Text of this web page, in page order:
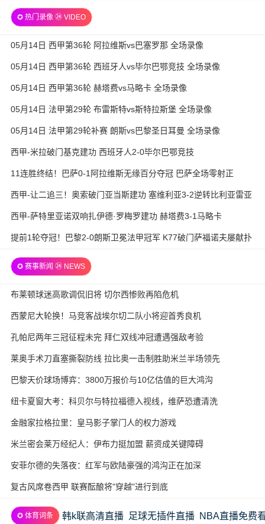
✪ 热门录像 ㉔ VIDEO
05月14日 西甲第36轮 阿拉维斯vs巴塞罗那 全场录像
05月14日 西甲第36轮 西班牙人vs毕尔巴鄂竞技 全场录像
05月14日 西甲第36轮 赫塔费vs马略卡 全场录像
05月14日 法甲第29轮 布雷斯特vs斯特拉斯堡 全场录像
05月14日 法甲第29轮补赛 朗斯vs巴黎圣日耳曼 全场录像
西甲-米拉破门基克建功 西班牙人2-0毕尔巴鄂竞技
11连胜终结！巴萨0-1阿拉维斯无缘百分夺冠 巴萨全场零射正
西甲-让二追三！奥索破门亚当斯建功 塞维利亚3-2逆转比利亚雷亚
尔
西甲-萨特里亚诺双响扎伊德·罗梅罗建功 赫塔费3-1马略卡
提前1轮夺冠！巴黎2-0朗斯卫冕法甲冠军 K77破门萨福诺夫屡献扑
✪ 赛事新闻 ㉔ NEWS
布莱顿球迷高歌调侃旧将 切尔西惨败再陷危机
西蒙尼大轮换！马竞客战埃尔切二队小将迎首秀良机
孔帕尼两年三冠征程未完 拜仁双线冲冠遭遇强敌考验
莱奥手术刀直塞撕裂防线 拉比奥一击制胜助米兰半场领先
巴黎天价球场博弈：3800万报价与10亿估值的巨大鸿沟
纽卡夏窗大考：科贝尔与特拉福德入视线，维萨恐遭清洗
金融家拉格拉里：皇马影子掌门人的权力游戏
米兰密会莱万经纪人：伊布力挺加盟 薪资成关键障碍
安菲尔德的失落夜：红军与欧陆豪强的鸿沟正在加深
复古风席卷西甲 联赛酝酿将"穿越"进行到底
✪ 体育词条 韩k联高清直播 足球无插件直播 NBA直播免费